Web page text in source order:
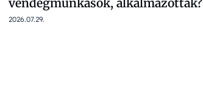
vendégmunkások, alkalmazottak?
2026.07.29.